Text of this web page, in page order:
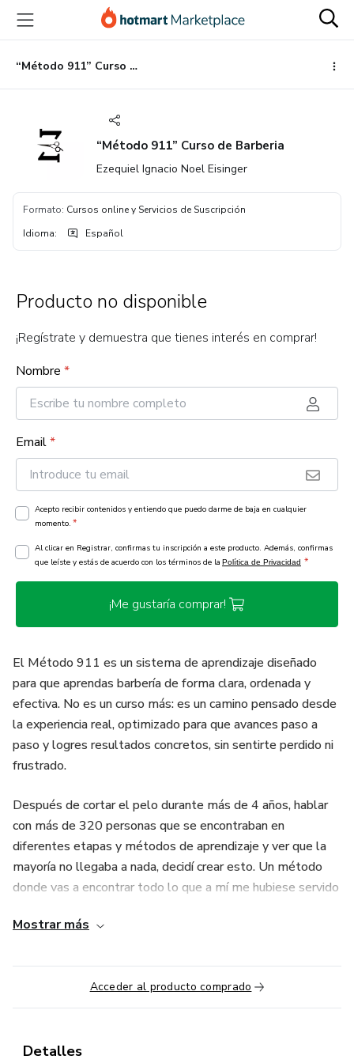
principal
página
de
página
“Método 911” Curso de Barberia
“Método 911” Curso de Barberia
Ezequiel Ignacio Noel Eisinger
Formato: Cursos online y Servicios de Suscripción
Idioma: Español
Producto no disponible
¡Regístrate y demuestra que tienes interés en comprar!
Nombre *
Email*
Acepto recibir contenidos y entiendo que puedo darme de baja en cualquier
momento. *
Al clicar en Registrar, confirmas tu inscripción a este producto. Además, confirmas
que leíste y estás de acuerdo con los términos de la Política de Privacidad *
¡Me gustaría comprar!
El Método 911 es un sistema de aprendizaje diseñado
para que aprendas barbería de forma clara, ordenada y
efectiva. No es un curso más: es un camino pensado desde
la experiencia real, optimizado para que avances paso a
paso y logres resultados concretos, sin sentirte perdido ni
frustrado.
Después de cortar el pelo durante más de 4 años, hablar
con más de 320 personas que se encontraban en
diferentes etapas y métodos de aprendizaje y ver que la
mayoría no llegaba a nada, decidí crear esto. Un método
donde vas a encontrar todo lo que a mí me hubiese servido
hacer desde el día uno, cómo organizar tu proceso, cómo
ganar confianza, cómo desarrollar la mentalidad correcta y
cómo empezar a tener clientes reales. Todo desde un
efectivo.
Mostrar más
Acceder al producto comprado
Detalles